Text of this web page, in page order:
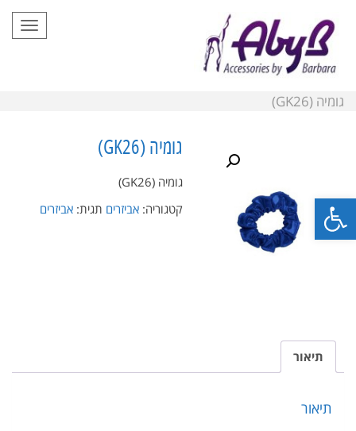
פתח סרגל נגישות
גומיה (GK26)
גומיה (GK26)
גומיה (GK26)
קטגוריה:אביזרים תגית:אביזרים
תיאור
תיאור